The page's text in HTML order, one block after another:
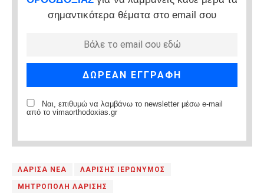
σημαντικότερα θέματα στο email σου
Ναι, επιθυμώ να λαμβάνω το newsletter μέσω e-mail
από το vimaorthodoxias.gr
ΛΑΡΙΣΑ ΝΕΑ ΛΑΡΙΣΗΣ ΙΕΡΩΝΥΜΟΣ
ΜΗΤΡΟΠΟΛΗ ΛΑΡΙΣΗΣ